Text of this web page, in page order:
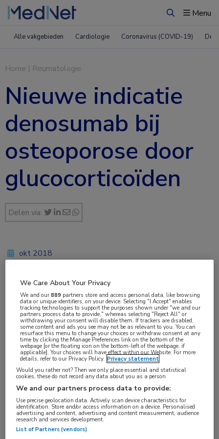
ZoekenMenu
Alle vakgebieden Cardiologie Coronavirus (COVID-19)
Home | Reumatologie
Nieuwe indicatie
denosumab bij
osteoporose door
glucocorticoïden
Delen via:
okt 2018
Vakgebieden:
Reumatologie
Aandachtsgebieden:
Osteoporose
Tags:
corticosteroïd
denosumab prednison , risedronaat
We Care About Your Privacy
We and our889 partners store and access personal data, like browsing
data or unique identifiers, on your device. Selecting "I Accept" enables
tracking technologies to support the purposes shown under "we and our
partners process data to provide," whereas selecting "Reject All" or
withdrawing your consent will disable them. If trackers are disabled,
some content and ads you see may not be as relevant to you. You can
resurface this menu to change your choices or withdraw consent at any
time by clicking the Manage Preferences link on the bottom of the
webpage [or the floating icon on the bottom-left of the webpage, if
applicable]. Your choices will have effect within our Website. For more
details, refer to our Privacy Policy. Privacy statement
Would you rather not? Then we only place essential and statistical
cookies, these do not record any data about you as a person
We and our partners process data to provide:
Use precise geolocation data. Actively scan device characteristics for
identification. Store and/or access information on a device. Personalised
advertising and content, advertising and content measurement, audience
research and services development.
List of Partners (vendors)